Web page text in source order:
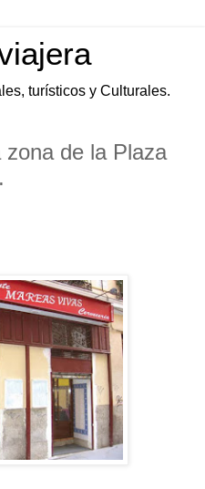
turísticos y Culturales.
de la Plaza